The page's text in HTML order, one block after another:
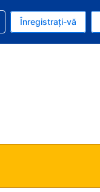
rezervarea dvs.
Înregistrați-vă